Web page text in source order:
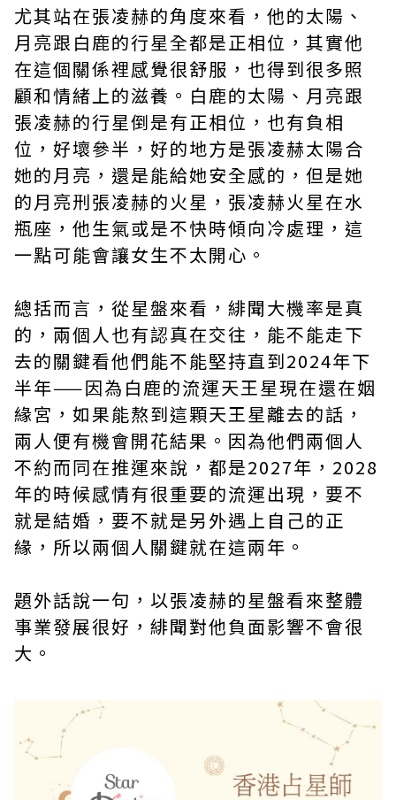
尤其站在張凌赫的角度來看，他的太陽、
月亮跟白鹿的行星全都是正相位，其實他
在這個關係裡感覺很舒服，也得到很多照
顧和情緒上的滋養。白鹿的太陽、月亮跟
張凌赫的行星倒是有正相位，也有負相
位，好壞參半，好的地方是張凌赫太陽合
她的月亮，還是能給她安全感的，但是她
的月亮刑張凌赫的火星，張凌赫火星在水
瓶座，他生氣或是不快時傾向冷處理，這
一點可能會讓女生不太開心。
總括而言，從星盤來看，緋聞大機率是真
的，兩個人也有認真在交往，能不能走下
去的關鍵看他們能不能堅持直到2024年下
半年——因為白鹿的流運天王星現在還在姻
緣宮，如果能熬到這顆天王星離去的話，
兩人便有機會開花結果。因為他們兩個人
不約而同在推運來說，都是2027年，2028
年的時候感情有很重要的流運出現，要不
就是結婚，要不就是另外遇上自己的正
緣，所以兩個人關鍵就在這兩年。
題外話說一句，以張凌赫的星盤看來整體
事業發展很好，緋聞對他負面影響不會很
大。